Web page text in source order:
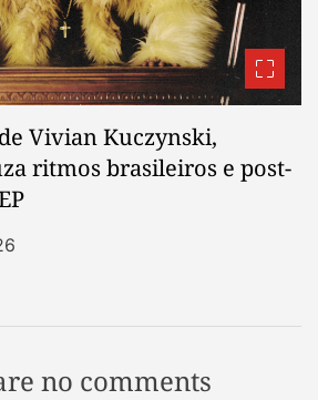
Vivian Kuczynski,
ritmos brasileiros e post-
no comments